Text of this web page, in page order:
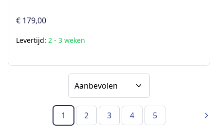
€ 179,00
Levertijd: 2 - 3 weken
Sorteer op
1(Huidige pagina)
2 3 4 5